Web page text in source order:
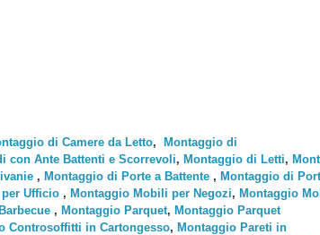
di Camere da Letto,
Montaggio di
con Ante Battenti e Scorrevoli, Montaggio di Letti,
, Montaggio di Porte a Battente , Montaggio di
Ufficio , Montaggio Mobili per Negozi, Montaggio
, Montaggio Parquet, Montaggio Parquet
Controsoffitti in Cartongesso, Montaggio Pareti in